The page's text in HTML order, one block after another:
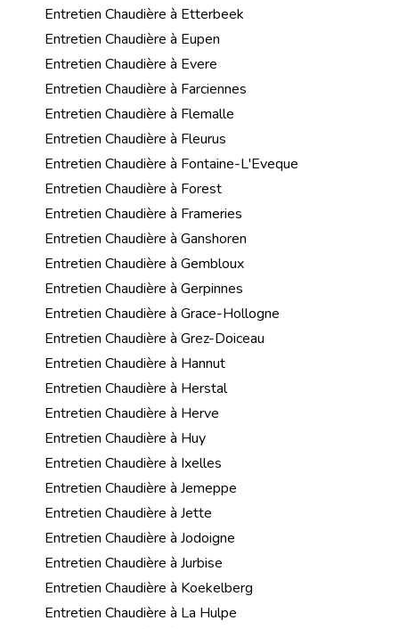
Entretien Chaudière à Etterbeek
Entretien Chaudière à Eupen
Entretien Chaudière à Evere
Entretien Chaudière à Farciennes
Entretien Chaudière à Flemalle
Entretien Chaudière à Fleurus
Entretien Chaudière à Fontaine-L'Eveque
Entretien Chaudière à Forest
Entretien Chaudière à Frameries
Entretien Chaudière à Ganshoren
Entretien Chaudière à Gembloux
Entretien Chaudière à Gerpinnes
Entretien Chaudière à Grace-Hollogne
Entretien Chaudière à Grez-Doiceau
Entretien Chaudière à Hannut
Entretien Chaudière à Herstal
Entretien Chaudière à Herve
Entretien Chaudière à Huy
Entretien Chaudière à Ixelles
Entretien Chaudière à Jemeppe
Entretien Chaudière à Jette
Entretien Chaudière à Jodoigne
Entretien Chaudière à Jurbise
Entretien Chaudière à Koekelberg
Entretien Chaudière à La Hulpe